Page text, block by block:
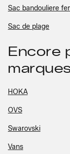
Sac bandouliere
Sac de plage
Encore
HOKA
OVS
Swarovski
Vans